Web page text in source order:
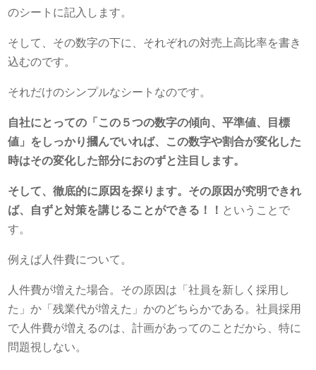
のシートに記入します。
そして、その数字の下に、それぞれの対売上高比率を書き
込むのです。
それだけのシンプルなシートなのです。
自社にとっての「この５つの数字の傾向、平準値、目標
値」をしっかり摑んでいれば、この数字や割合が変化した
時はその変化した部分におのずと注目します。
そして、徹底的に原因を探ります。その原因が究明できれ
ば、自ずと対策を講じることができる！！ ということで
す。
例えば人件費について。
人件費が増えた場合。その原因は「社員を新しく採用し
た」か「残業代が増えた」かのどちらかである。社員採用
で人件費が増えるのは、計画があってのことだから、特に
問題視しない。